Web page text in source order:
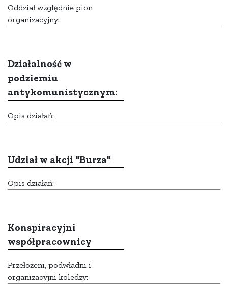
Oddział względnie pion
organizacyjny:
Działalność w
podziemiu
antykomunistycznym:
Opis działań:
Udział w akcji "Burza"
Opis działań:
Konspiracyjni
współpracownicy
Przełożeni, podwładni i
organizacyjni koledzy: